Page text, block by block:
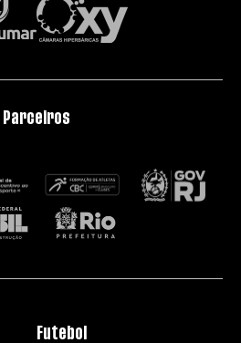
Parceiros
Futebol